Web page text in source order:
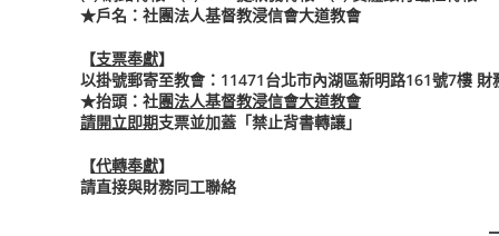
★戶名：社團法人基督教浸信會大道教會
【支票奉獻】
以掛號郵寄至教會：11471台北市內湖區新明路161號7樓 財
★抬頭：社團法人基督教浸信會大道教會
請開立即期支票並加蓋「禁止背書轉讓」
【代轉奉獻】
請直接與財務同工聯絡